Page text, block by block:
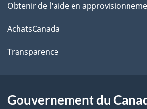
ce
site
Obtenir de l'aide en
AchatsCanada
Transparence
Gouvernement du